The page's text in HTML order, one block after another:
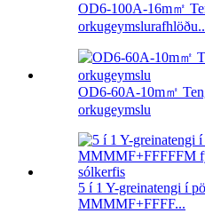
OD6-100A-16m㎡
OD6-60A-10m㎡
orkugeymslu
5 í 1 Y-greinatengi í
MMMMF+FFFF...